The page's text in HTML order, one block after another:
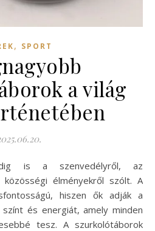
, SPORT
a világ
élményekről szólt. A
hiszen ők adják a
és energiát, amely minden
tesz. A szurkolótáborok